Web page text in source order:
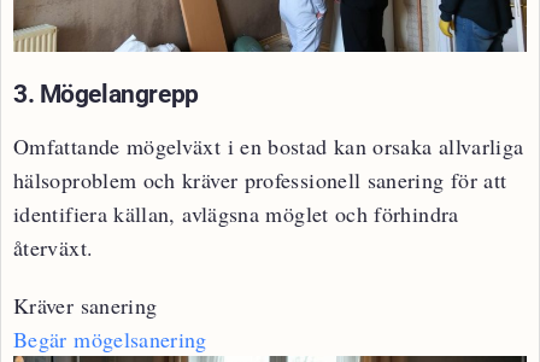
3. Mögelangrepp
Omfattande mögelväxt i en bostad kan orsaka allvarliga
hälsoproblem och kräver professionell sanering för att
identifiera källan, avlägsna möglet och förhindra
återväxt.
Kräver sanering
Begär mögelsanering